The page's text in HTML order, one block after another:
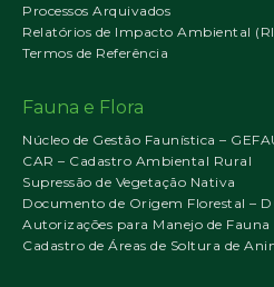
Processos Arquivados
Relatórios de Impacto Ambiental
Termos de Referência
Fauna e Flora
Núcleo de Gestão Faunística –
CAR – Cadastro Ambiental Rural
Supressão de Vegetação Nativa
Documento de Origem Florestal –
Autorizações para Manejo de Fauna
Cadastro de Áreas de Soltura de